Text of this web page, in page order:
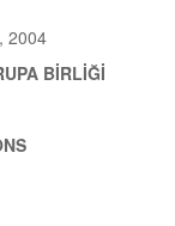
2004
BİRLİĞİ